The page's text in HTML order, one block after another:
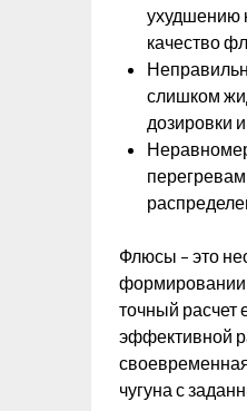
ухудшению
качество
слишком
дозировки
Флюсы – это
формировании
точный расчет
эффективной
чугуна с